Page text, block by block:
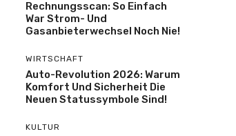
Rechnungsscan: So Einfach
War Strom- Und
Gasanbieterwechsel Noch Nie!
WIRTSCHAFT
Auto-Revolution 2026: Warum
Komfort Und Sicherheit Die
Neuen Statussymbole Sind!
KULTUR